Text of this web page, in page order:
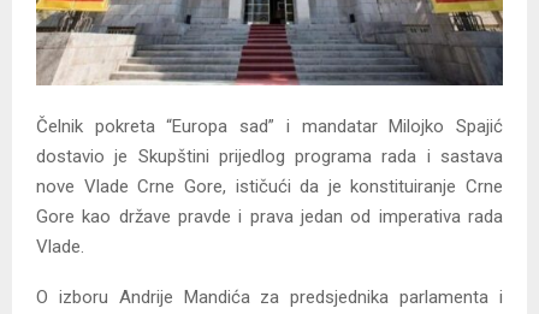
Čelnik pokreta “Europa sad” i mandatar Milojko Spajić
dostavio je Skupštini prijedlog programa rada i sastava
nove Vlade Crne Gore, ističući da je konstituiranje Crne
Gore kao države pravde i prava jedan od imperativa rada
Vlade.
O izboru Andrije Mandića za predsjednika parlamenta i